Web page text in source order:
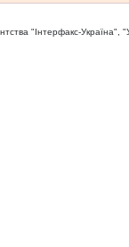
"Iнтерфакс-Україна",